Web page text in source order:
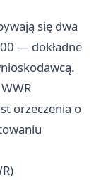
się dwa
— dokładne
orzeczenia o